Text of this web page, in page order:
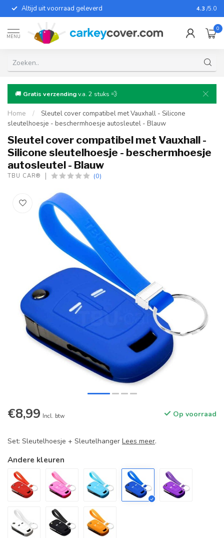
Altijd uit voorraad geleverd Voor
4.3 /5.0
MENU
0
🚚 Gratis verzendingv.a. 2 stuks 💨
Home /
Sleutel cover compatibel met Vauxhall - Silicone
sleutelhoesje - beschermhoesje autosleutel - Blauw
Sleutel cover compatibel met Vauxhall -
Silicone sleutelhoesje - beschermhoesje
autosleutel - Blauw
TBU CAR® (0)
€8,99 Incl. btw Op voorraad
Set: Sleutelhoesje + Sleutelhanger Lees meer.
Andere kleuren